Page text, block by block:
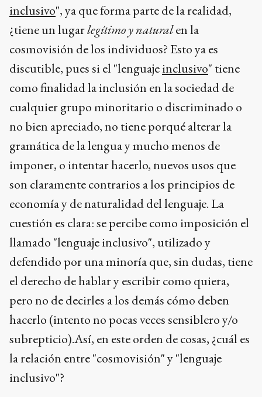
inclusivo", ya que forma parte de la realidad,
¿tiene un lugarlegítimo y naturalen la
cosmovisión de los individuos? Esto ya es
discutible, pues si el "lenguajeinclusivo" tiene
como finalidad la inclusión en la sociedad de
cualquier grupo minoritario o discriminado o
no bien apreciado, no tiene porqué alterar la
gramática de la lengua y mucho menos de
imponer, o intentar hacerlo, nuevos usos que
son claramente contrarios a los principios de
economía y de naturalidad del lenguaje. La
cuestión es clara: se percibe como imposición el
llamado "lenguaje inclusivo", utilizado y
defendido por una minoría que, sin dudas, tiene
el derecho de hablar y escribir como quiera,
pero no de decirles a los demás cómo deben
hacerlo (intento no pocas veces sensiblero y/o
subrepticio).Así, en este orden de cosas, ¿cuál es
la relación entre "cosmovisión" y "lenguaje
inclusivo"?